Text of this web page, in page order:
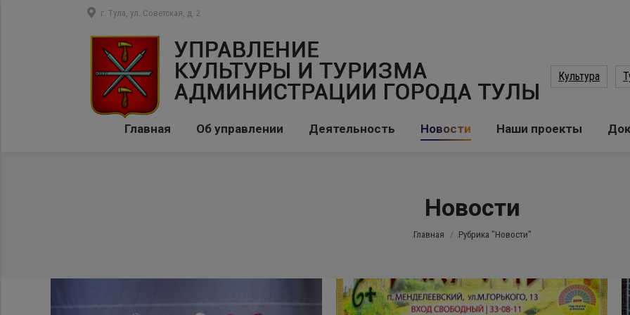
г. Тула, ул. Советская, д. 2
Культура
Главная Об управлении Деятельность Новости Наши проекты
Новости
Вы здесь:
Главная Рубрика "Новости"